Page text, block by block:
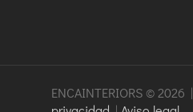
ENCAINTERIORS © 2026 |